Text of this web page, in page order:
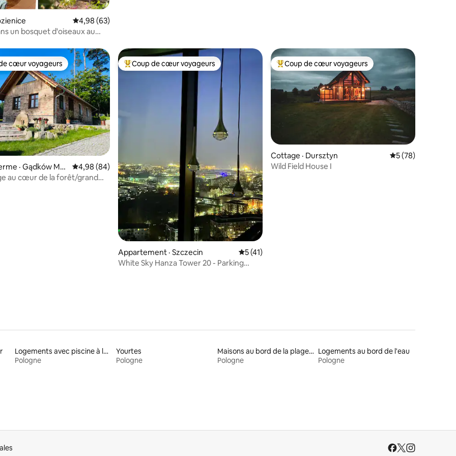
Note moyenne de 4,98 sur 5, 63 commentaires
4,98 (63)
un bosquet d'oiseaux au
sur 5, 22 commentaires
cœur voyageurs parmi les plus aimés
cœur voyageurs
· Gądków Mał
Note moyenne de 4,98 sur 5, 84 commentaires
4,98 (84)
au cœur de la forêt/grand
Coup de cœur voyageurs parmi les plus aimés
Coup de cœur voyageurs
Appartement · Szczecin Note moyenne de 5 sur 5, 41 commentaires
5 (41)
White Sky Hanza Tower 20 - Parking
Coup de cœur voyageurs parmi les plus aimés
Coup de cœur voyageurs
Cottage · Dursztyn Note moyenne de
5 (78)
Wild Field House I
Logements avec piscine à louer
Pologne
Yourtes
Pologne
Maisons au bord de la plage à louer
Pologne
Logements au bord de l'eau
Pologne